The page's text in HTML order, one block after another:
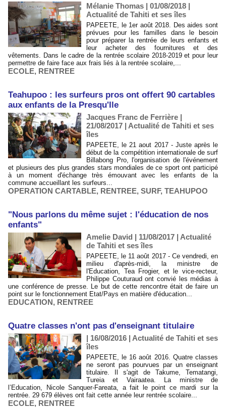
Mélanie Thomas | 01/08/2018 |
Actualité de Tahiti et ses îles
PAPEETE, le 1er août 2018. Des aides sont
prévues pour les familles dans le besoin
pour préparer la rentrée de leurs enfants et
leur acheter des fournitures et des
vêtements. Dans le cadre de la rentrée scolaire 2018-2019 et pour leur
permettre de faire face aux frais liés à la rentrée scolaire,...
ECOLE, RENTREE
Teahupoo : les surfeurs pros ont offert 90 cartables
aux enfants de la Presqu'Ile
Jacques Franc de Ferrière |
21/08/2017 | Actualité de Tahiti et ses
îles
PAPEETE, le 21 aout 2017 - Juste après le
début de la compétition internationale de surf
Billabong Pro, l'organisation de l'événement
et plusieurs des plus grandes stars mondiales de ce sport ont participé
à un moment d'échange très émouvant avec les enfants de la
commune accueillant les surfeurs...
OPERATION CARTABLE, RENTREE, SURF, TEAHUPOO
"Nous parlons du même sujet : l'éducation de nos
enfants"
Amelie David | 11/08/2017 | Actualité
de Tahiti et ses îles
PAPEETE, le 11 août 2017 - Ce vendredi, en
milieu d'après-midi, la ministre de
l'Education, Tea Frogier, et le vice-recteur,
Philippe Couturaud ont convié les médias à
une conférence de presse. Le but de cette rencontre était de faire un
point sur le fonctionnement Etat/Pays en matière d'éducation...
EDUCATION, RENTREE
Quatre classes n'ont pas d'enseignant titulaire
| 16/08/2016 | Actualité de Tahiti et ses
îles
PAPEETE, le 16 août 2016. Quatre classes
ne seront pas pourvues par un enseignant
titulaire. Il s'agit de Takume, Tematangi,
Tureia et Vairaatea. La ministre de
l’Education, Nicole Sanquer-Fareata, a fait le point ce mardi sur la
rentrée. 29 679 élèves ont fait cette année leur rentrée scolaire...
ECOLE, RENTREE